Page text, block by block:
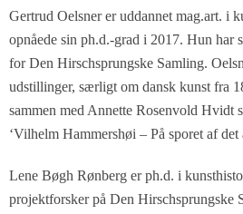
Gertrud Oelsner er uddannet mag.art. i
opnåede sin ph.d.-grad i 2017. Hun har
for Den Hirschsprungske Samling.
udstillinger, særligt om dansk kunst fra
sammen med Annette Rosenvold Hvidt
‘Vilhelm Hammershøi – På sporet af det
Lene Bøgh Rønberg er ph.d. i
projektforsker på Den Hirschsprungske